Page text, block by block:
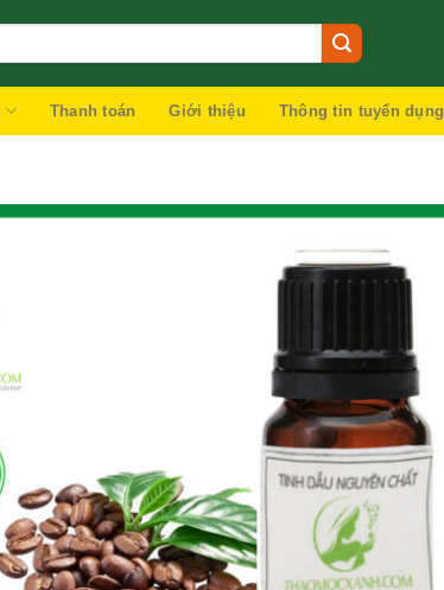
Thanh toán Giới thiệu Thông tin tuyển dụng